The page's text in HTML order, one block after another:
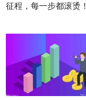
征程，每一步都滚烫！